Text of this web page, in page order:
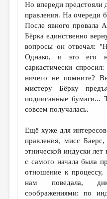
Но впереди предстояли
правления. На очереди
После явного провала
Бёрка единственно
вопросы он отвечал:
Однако, и это его
саркастически
ничего не помните?
мистеру Бёрку
подписанные бумаги...
совсем получалась.
Ещё хуже для
правления, мисс
этнической индуски лет
с самого начала была
отношение к процессу,
нам поведала,
соображениями: по